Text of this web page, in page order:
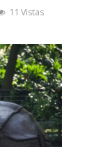
11 Vistas